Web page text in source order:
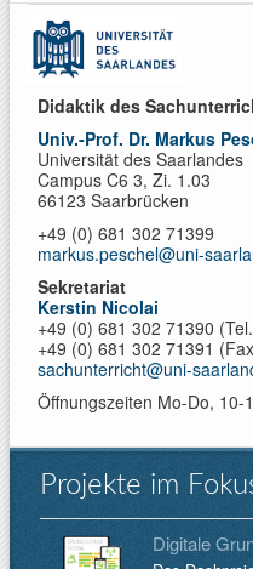
Didaktik des
Univ.-Prof. Dr. Markus
Universität des Saarlandes
Campus C6 3, Zi. 1.03
66123 Saarbrücken
+49 (0) 681 302 71399
markus.peschel@uni-
Sekretariat
Kerstin Nicolai
+49 (0) 681 302 71390
+49 (0) 681 302 71391
sachunterricht@uni-
Öffnungszeiten Mo-Do, 10-
Projekte im
Digitale